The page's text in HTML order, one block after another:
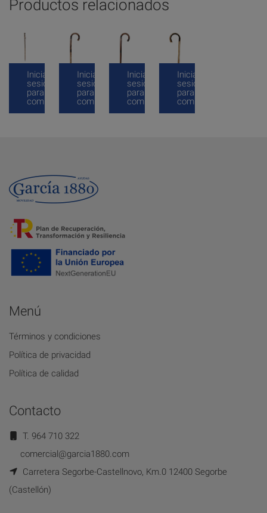
Productos relacionados
Inicia
sesión
para
comprar
Inicia
sesión
para
comprar
Inicia
sesión
para
comprar
Inicia
sesión
para
comprar
Menú
Términos y condiciones
Política de privacidad
Política de calidad
Contacto
T. 964 710 322
comercial@garcia1880.com
Carretera Segorbe-Castellnovo, Km.0 12400 Segorbe
(Castellón)